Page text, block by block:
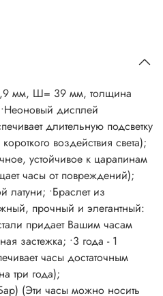
мм, Ш= 39 мм, толщина
дисплей
длительную подсветку
воздействия света);
устойчивое к царапинам
часы от повреждений);
латуни; •Браслет из
прочный и элегантный:
придает Вашим часам
застежка; •3 года - 1
часы достаточным
три года);
(Эти часы можно носить